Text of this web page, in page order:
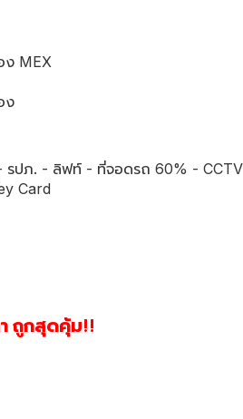
ง MEX
ง
รปภ. - ลิฟท์ - ที่จอดรถ 60% -
Card
ถูกสุดคุ้ม!!